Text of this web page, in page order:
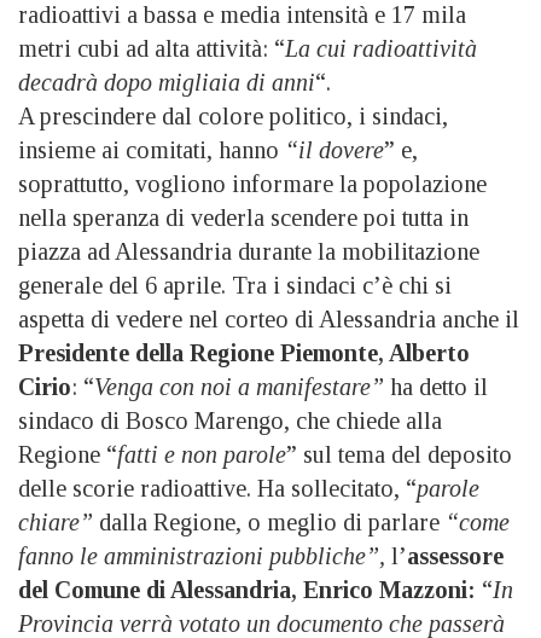
radioattivi a bassa e media intensità e 17 mila
metri cubi ad alta attività: “La cui radioattività
decadrà dopo migliaia di anni“.
A prescindere dal colore politico, i sindaci,
insieme ai comitati, hanno “il dovere” e,
soprattutto, vogliono informare la popolazione
nella speranza di vederla scendere poi tutta in
piazza ad Alessandria durante la mobilitazione
generale del 6 aprile. Tra i sindaci c’è chi si
aspetta di vedere nel corteo di Alessandria anche il
Presidente della Regione Piemonte, Alberto
Cirio: “Venga con noi a manifestare” ha detto il
sindaco di Bosco Marengo, che chiede alla
Regione “fatti e non parole” sul tema del deposito
delle scorie radioattive. Ha sollecitato, “parole
chiare” dalla Regione, o meglio di parlare “come
fanno le amministrazioni pubbliche”, l’assessore
del Comune di Alessandria, Enrico Mazzoni: “In
Provincia verrà votato un documento che passerà